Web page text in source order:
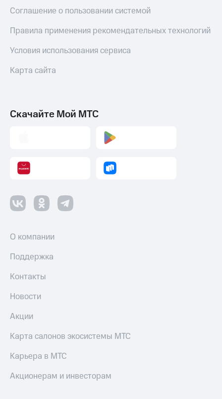
Соглашение о пользовании системой
Правила применения рекомендательных технологий
Условия использования сервиса
Карта сайта
Скачайте Мой МТС
О компании
Поддержка
Контакты
Новости
Акции
Карта салонов экосистемы МТС
Карьера в МТС
Акционерам и инвесторам